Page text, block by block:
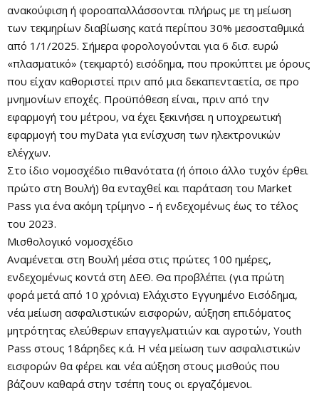
ανακούφιση ή φοροαπαλλάσσονται πλήρως με τη μείωση
των τεκμηρίων διαβίωσης κατά περίπου 30% μεσοσταθμικά
από 1/1/2025. Σήμερα φορολογούνται για 6 δισ. ευρώ
«πλασματικό» (τεκμαρτό) εισόδημα, που προκύπτει με όρους
που είχαν καθοριστεί πριν από μια δεκαπενταετία, σε προ
μνημονίων εποχές. Προϋπόθεση είναι, πριν από την
εφαρμογή του μέτρου, να έχει ξεκινήσει η υποχρεωτική
εφαρμογή του myData για ενίσχυση των ηλεκτρονικών
ελέγχων.
Στο ίδιο νομοσχέδιο πιθανότατα (ή όποιο άλλο τυχόν έρθει
πρώτο στη Βουλή) θα ενταχθεί και παράταση του Market
Pass για ένα ακόμη τρίμηνο – ή ενδεχομένως έως το τέλος
του 2023.
Μισθολογικό νομοσχέδιο
Αναμένεται στη Βουλή μέσα στις πρώτες 100 ημέρες,
ενδεχομένως κοντά στη ΔΕΘ. Θα προβλέπει (για πρώτη
φορά μετά από 10 χρόνια) Ελάχιστο Εγγυημένο Εισόδημα,
νέα μείωση ασφαλιστικών εισφορών, αύξηση επιδόματος
μητρότητας ελεύθερων επαγγελματιών και αγροτών, Youth
Pass στους 18άρηδες κ.ά. Η νέα μείωση των ασφαλιστικών
εισφορών θα φέρει και νέα αύξηση στους μισθούς που
βάζουν καθαρά στην τσέπη τους οι εργαζόμενοι.